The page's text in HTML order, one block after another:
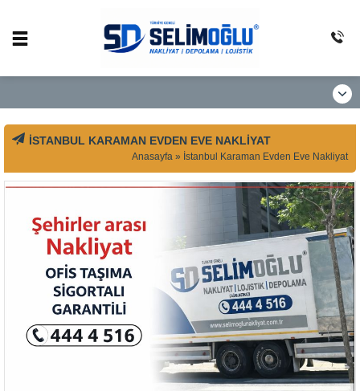
İSTANBUL KARAMAN EVDEN EVE NAKLIYAT
Anasayfa » İstanbul Karaman Evden Eve Nakliyat